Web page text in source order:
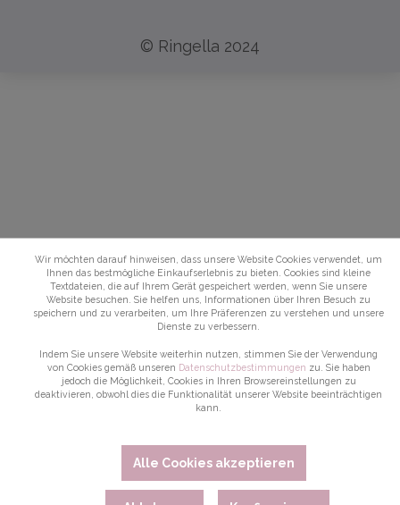
© Ringella 2024
Wir möchten darauf hinweisen, dass unsere Website Cookies verwendet, um
Ihnen das bestmögliche Einkaufserlebnis zu bieten. Cookies sind kleine
Textdateien, die auf Ihrem Gerät gespeichert werden, wenn Sie unsere
Website besuchen. Sie helfen uns, Informationen über Ihren Besuch zu
speichern und zu verarbeiten, um Ihre Präferenzen zu verstehen und unsere
Dienste zu verbessern.
Indem Sie unsere Website weiterhin nutzen, stimmen Sie der Verwendung
von Cookies gemäß unseren Datenschutzbestimmungen zu. Sie haben
jedoch die Möglichkeit, Cookies in Ihren Browsereinstellungen zu
deaktivieren, obwohl dies die Funktionalität unserer Website beeinträchtigen
kann.
Alle Cookies akzeptieren